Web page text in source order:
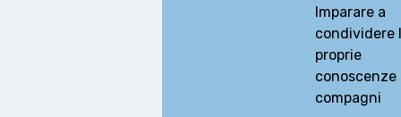
Imparare a
condividere
proprie
conoscenze
compagni